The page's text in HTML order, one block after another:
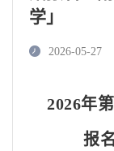
学」
2026-05-27
2026年
报